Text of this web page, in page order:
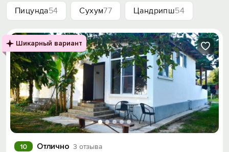
Пицунда54 Сухум77 Цандрипш54
Шикарный вариант
Отлично 3 отзыва
10